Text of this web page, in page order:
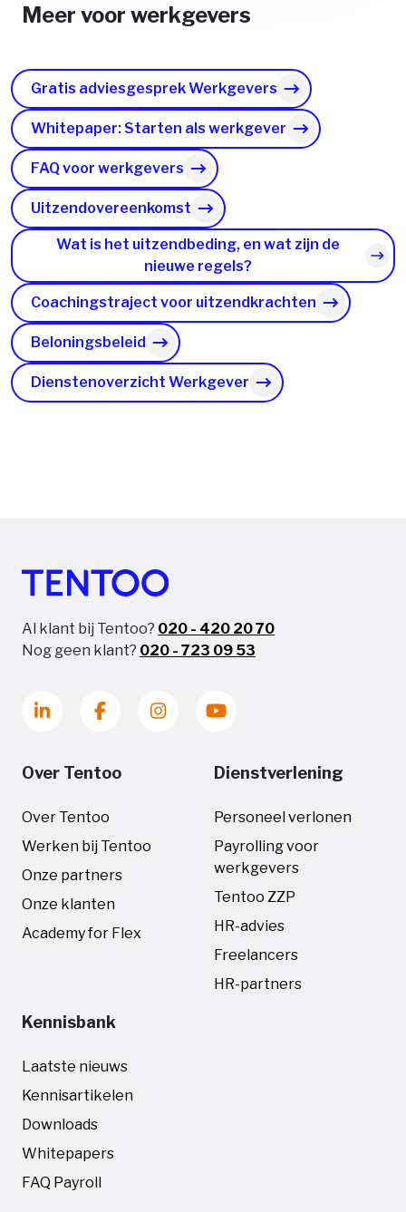
Meer voor werkgevers
Gratis adviesgesprek Werkgevers
Whitepaper: Starten als werkgever
FAQ voor werkgevers
Uitzendovereenkomst
Wat is het uitzendbeding, en wat zijn de
nieuwe regels?
Coachingstraject voor uitzendkrachten
Beloningsbeleid
Dienstenoverzicht Werkgever
Al klant bij Tentoo? 020 - 420 20 70
Nog geen klant? 020 - 723 09 53
Over Tentoo
Over Tentoo
Werken bij Tentoo
Onze partners
Onze klanten
Academy for Flex
Dienstverlening
Personeel verlonen
Payrolling voor
werkgevers
Tentoo ZZP
HR-advies
Freelancers
HR-partners
Kennisbank
Laatste nieuws
Kennisartikelen
Downloads
Whitepapers
FAQ Payroll